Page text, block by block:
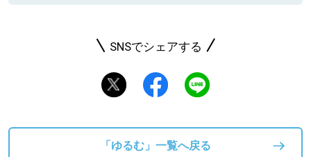
SNSでシェアする
「ゆるむ」一覧へ戻る